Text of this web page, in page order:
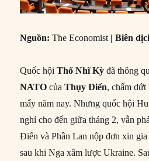
Nguồn: The Economist |Biên
Quốc hộiThổ Nhĩ Kỳ đã thông
NATO củaThụy Điển, chấm dứt
mấy năm nay. Nhưng quốc hội
nghỉ cho đến giữa tháng 2, vẫn
Điển và Phần Lan nộp đơn xin
sau khi Nga xâm lược Ukraine.